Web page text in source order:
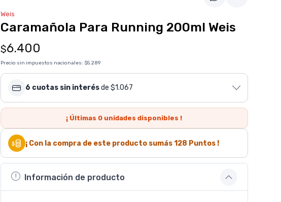
Weis
Caramañola Para Running 200ml Weis
$6.400
Precio sin impuestos nacionales: $5.289
6 cuotas sin interésde $1.067
¡ Últimas 0 unidades disponibles !
¡ Con la compra de este producto sumás128 Puntos !
Información de producto